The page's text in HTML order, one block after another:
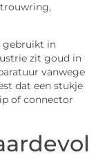
gebruikt in
zit goud in
vanwege
dat een stukje
of connector